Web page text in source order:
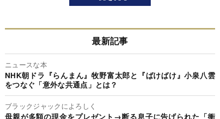
最新記事
ニュースな本
NHK朝ドラ『らんまん』牧野富太郎と『ばけばけ』小泉八雲
をつなぐ「意外な共通点」とは？
ブラックジャックによろしく
母親が多額の現金をプレゼント→断る息子に告げられた「衝